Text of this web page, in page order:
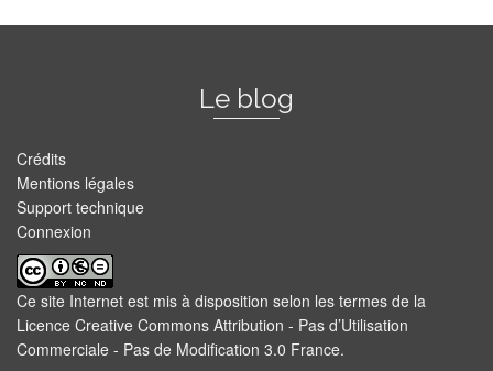
Le blog
Crédits
Mentions légales
Support technique
Connexion
Ce site Internet est mis à disposition selon les termes de la
Licence Creative Commons Attribution - Pas d’Utilisation
Commerciale - Pas de Modification 3.0 France.